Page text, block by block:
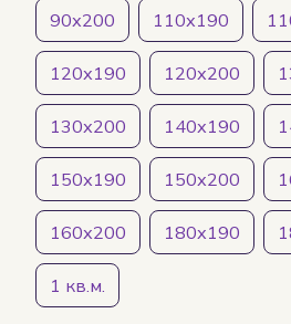
90х200 110х190
120х190 120х200
130х200 140х190
150х190 150х200
160х200 180х190
1 кв.м.